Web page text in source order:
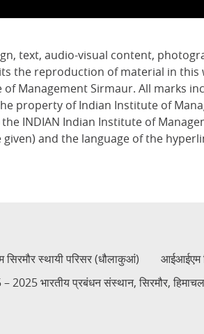
text, audio-visual content,
the reproduction of material in
Management Sirmaur. All marks
property of Indian Institute of
INDIAN Indian Institute of
and the language of the
स्थायी परिसर (धौलाकुआं) आईआईएम
2025 भारतीय प्रबंधन संस्थान, सिरमौर,